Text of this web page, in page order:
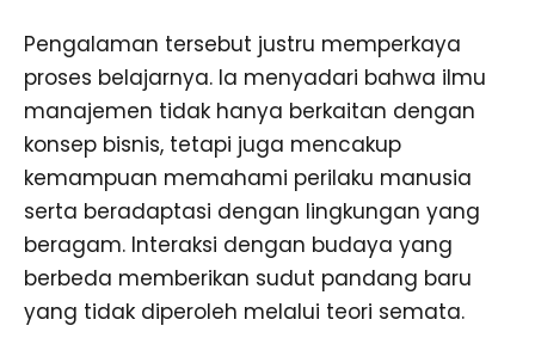
Pengalaman tersebut justru memperkaya
proses belajarnya. Ia menyadari bahwa ilmu
manajemen tidak hanya berkaitan dengan
konsep bisnis, tetapi juga mencakup
kemampuan memahami perilaku manusia
serta beradaptasi dengan lingkungan yang
beragam. Interaksi dengan budaya yang
berbeda memberikan sudut pandang baru
yang tidak diperoleh melalui teori semata.